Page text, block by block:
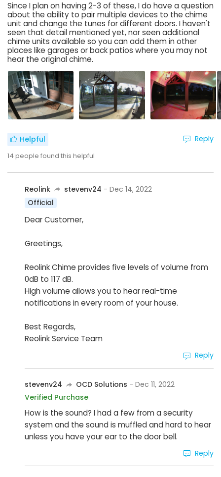
Since I plan on having 2-3 of these, I do have a question
about the ability to pair multiple devices to the chime
unit and change the tunes for different doors. I haven't
seen that detail mentioned yet, nor seen additional
chime units available so you can add them in other
places like garages or back patios where you may not
hear the original chime.
Helpful
14people found this helpful
Reply
Reolink stevenv24 - Dec 14, 2022
Official
Dear Customer,
Greetings,
Reolink Chime provides five levels of volume from
0dB to 117 dB.
High volume allows you to hear real-time
notifications in every room of your house.
Best Regards,
Reolink Service Team
Reply
stevenv24 OCD Solutions - Dec 11, 2022
Verified Purchase
How is the sound? I had a few from a security
system and the sound is muffled and hard to hear
unless you have your ear to the door bell.
Reply